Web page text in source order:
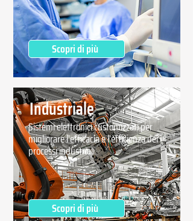
Scopri di più
Industriale
Sistemi elettronici customizzati per
migliorare l'efficacia e l'efficienza dei
processi industriali.
Scopri di più